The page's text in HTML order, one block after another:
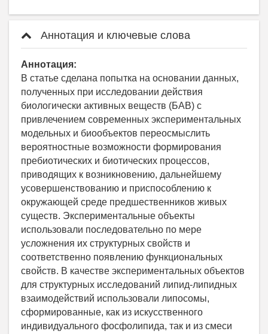
Аннотация и ключевые слова
Аннотация:
В статье сделана попытка на основании данных,
полученных при исследовании действия
биологически активных веществ (БАВ) с
привлечением современных экспериментальных
модельных и биообъектов переосмыслить
вероятностные возможности формирования
пребиотических и биотических процессов,
приводящих к возникновению, дальнейшему
усовершенствованию и приспособлению к
окружающей среде предшественников живых
существ. Экспериментальные объекты
использовали последовательно по мере
усложнения их структурных свойств и
соответственно появлению функциональных
свойств. В качестве экспериментальных объектов
для структурных исследований липид-липидных
взаимодействий использовали липосомы,
сформированные, как из искусственного
индивидуального фосфолипида, так и из смеси